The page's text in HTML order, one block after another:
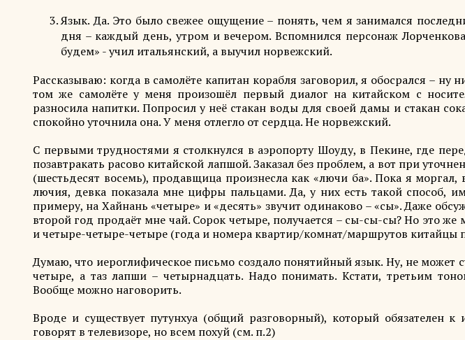
Язык. Да. Это было свежее ощущение – понять, чем я занимался
дня – каждый день, утром и вечером. Вспомнился персонаж
будем» - учил итальянский, а выучил норвежский.
Рассказываю: когда в самолёте капитан корабля заговорил, я обосрался –
том же самолёте у меня произошёл первый диалог на китайском с
разносила напитки. Попросил у неё стакан воды для своей дамы и стакан
спокойно уточнила она. У меня отлегло от сердца. Не норвежский.
С первыми трудностями я столкнулся в аэропорту Шоуду, в Пекине, где
позавтракать расово китайской лапшой. Заказал без проблем, а вот при
(шестьдесят восемь), продавщица произнесла как «лючи ба». Пока я моргал,
лючия, девка показала мне цифры пальцами. Да, у них есть такой способ,
примеру, на Хайнань «четыре» и «десять» звучит одинаково – «сы». Даже
второй год продаёт мне чай. Сорок четыре, получается – сы-сы-сы? Но это
и четыре-четыре-четыре (года и номера квартир/комнат/маршрутов китайцы
Думаю, что иероглифическое письмо создало понятийный язык. Ну, не может
четыре, а таз лапши – четырнадцать. Надо понимать. Кстати, третьим
Вообще можно наговорить.
Вроде и существует путунхуа (общий разговорный), который обязателен
говорят в телевизоре, но всем похуй (см. п.2)